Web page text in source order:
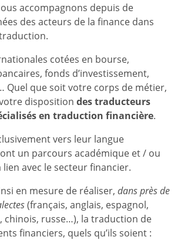
accompagnons depuis de
des acteurs de la finance dans
cotées en bourse,
fonds d’investissement,
Quel que soit votre corps de métier,
disposition des traducteurs
en traduction financière.
vers leur langue
un parcours académique et / ou
avec le secteur financier.
en mesure de réaliser, dans près de
(français, anglais, espagnol,
chinois, russe…), la traduction de
financiers, quels qu’ils soient :